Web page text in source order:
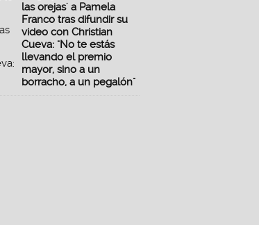
las orejas' a Pamela
Franco tras difundir su
video con Christian
Cueva: "No te estás
llevando el premio
mayor, sino a un
borracho, a un pegalón"